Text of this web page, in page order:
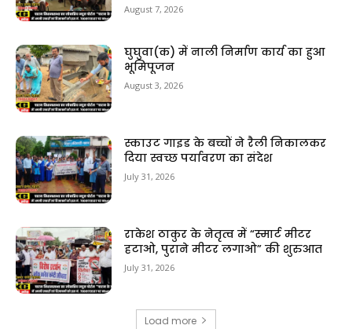
August 7, 2026
घुघुवा(क) में नाली निर्माण कार्य का हुआ
भूमिपूजन
August 3, 2026
स्काउट गाइड के बच्चों ने रैली निकालकर
दिया स्वच्छ पर्यावरण का संदेश
July 31, 2026
राकेश ठाकुर के नेतृत्व में “स्मार्ट मीटर
हटाओ, पुराने मीटर लगाओ” की शुरुआत
July 31, 2026
Load more